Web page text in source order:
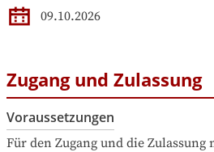
09.10.2026
Zugang und Zulassung
Voraussetzungen
Für den Zugang und die Zulassung